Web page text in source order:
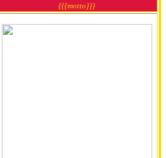
{{{motto}}}